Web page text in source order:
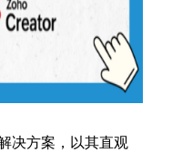
决方案，以其直观